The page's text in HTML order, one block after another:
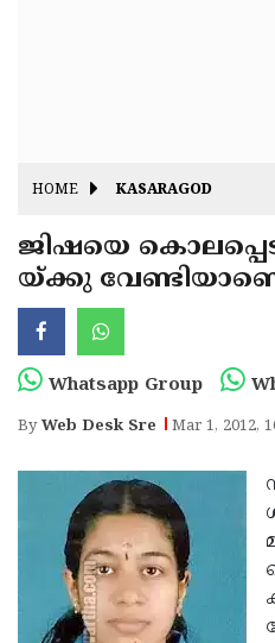
J&K
State
Assembly
Elections
Haryana
State
Assembly
Diwali
Christmas
Delhi
Election
Maha
Shivarathri
International
Women's
Anti-
HOME KASARAGOD
ജിഷയെ
യ്ക്കു
Whatsapp Group
ByWeb Desk Sre Mar 1, 2012,